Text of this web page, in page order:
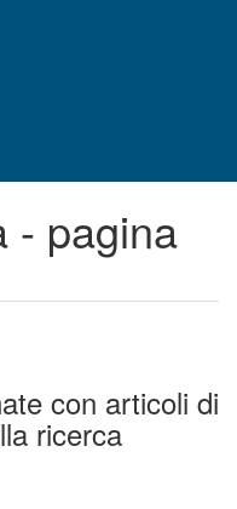
- pagina
con articoli di
ricerca